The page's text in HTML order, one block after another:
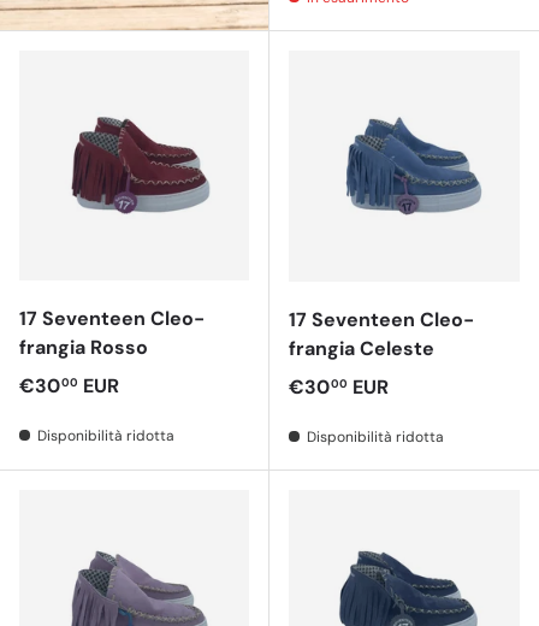
17 Seventeen Cleo-
frangia Rosso
Prezzo normale
€3000 EUR
Disponibilità ridotta
17 Seventeen Cleo-
frangia Celeste
Prezzo normale
€3000 EUR
Disponibilità ridotta